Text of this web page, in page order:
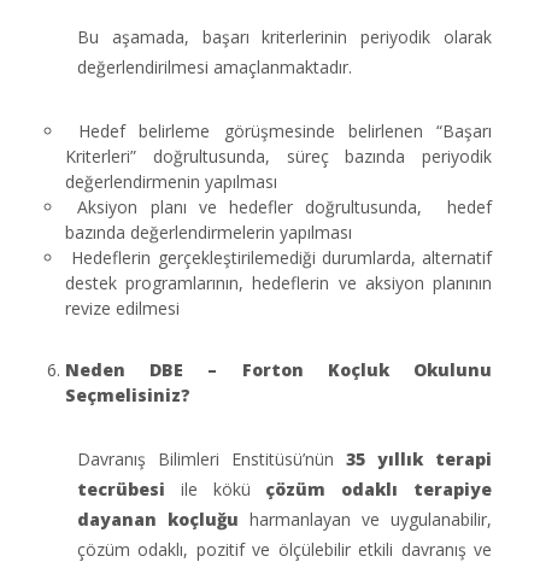
Bu aşamada, başarı kriterlerinin periyodik olarak
değerlendirilmesi amaçlanmaktadır.
Hedef belirleme görüşmesinde belirlenen “Başarı
Kriterleri” doğrultusunda, süreç bazında periyodik
değerlendirmenin yapılması
Aksiyon planı ve hedefler doğrultusunda, hedef
bazında değerlendirmelerin yapılması
Hedeflerin gerçekleştirilemediği durumlarda, alternatif
destek programlarının, hedeflerin ve aksiyon planının
revize edilmesi
Neden DBE – Forton Koçluk Okulunu
Seçmelisiniz?
Davranış Bilimleri Enstitüsü’nün 35 yıllık terapi
tecrübesi ile kökü çözüm odaklı terapiye
dayanan koçluğu harmanlayan ve uygulanabilir,
çözüm odaklı, pozitif ve ölçülebilir etkili davranış ve